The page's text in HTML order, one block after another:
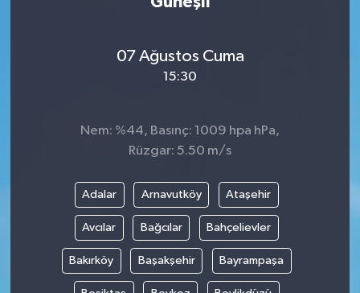
07 Ağustos Cuma
15:30
Nem: %44, Basınç: 1009 hpa hPa,
Rüzgar: 5.50 m/s
Adalar Arnavutköy Ataşehir
Avcılar Bağcılar Bahçelievler
Bakırköy Başakşehir Bayrampaşa
YAŞAM